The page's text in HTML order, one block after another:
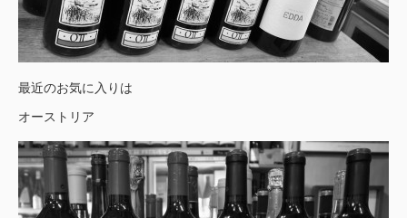
最近のお気に入りは
オーストリア